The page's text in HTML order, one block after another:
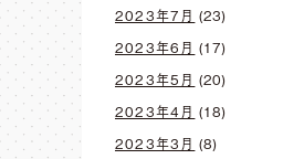
2023年7月 (23)
2023年6月 (17)
2023年5月 (20)
2023年4月 (18)
2023年3月 (8)